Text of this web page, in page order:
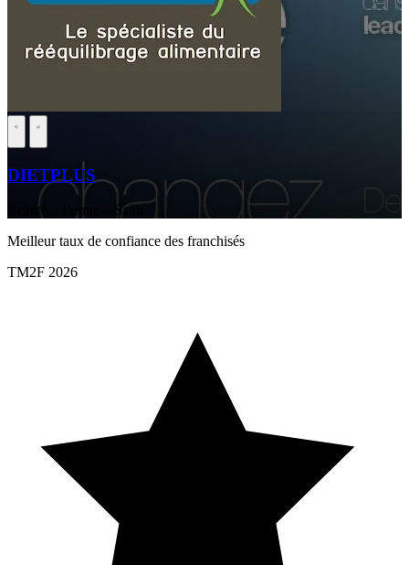
DIETPLUS
Beauté – Forme – Santé
Meilleur taux de confiance des franchisés
TM2F 2026